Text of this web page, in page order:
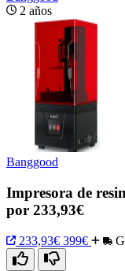
2 años
Banggood
Impresora de
por 233,93€
233,93€ 399€